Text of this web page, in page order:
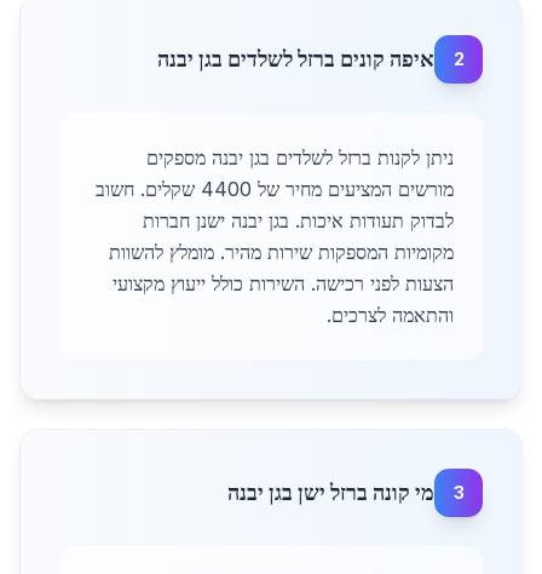
2 איפה קונים ברזל לשלדים בגן יבנה
ניתן לקנות ברזל לשלדים בגן יבנה מספקים
מורשים המציעים מחיר של 4400 שקלים. חשוב
לבדוק תעודות איכות. בגן יבנה ישנן חברות
מקומיות המספקות שירות מהיר. מומלץ להשוות
הצעות לפני רכישה. השירות כולל ייעוץ מקצועי
והתאמה לצרכים.
3 מי קונה ברזל ישן בגן יבנה